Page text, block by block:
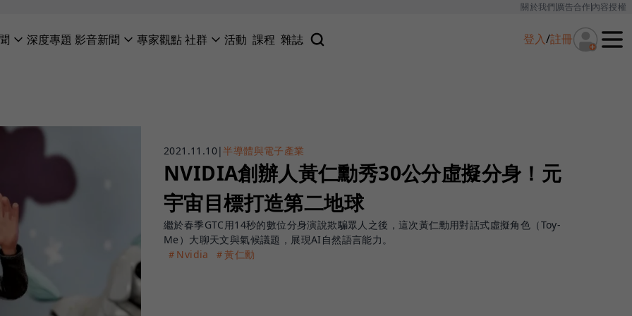
關於我們廣告合作內容授權
深度專題 影音新聞 專家觀點社群 活動 課程 雜誌 登入/註冊
2021.11.10|半導體與電子產業
NVIDIA創辦人黃仁勳秀30公分虛擬分身！元
宇宙目標打造第二地球
繼於春季GTC用14秒的數位分身演說欺騙眾人之後，這次黃仁勳用對話式虛擬角色（Toy-
Me）大聊天文與氣候議題，展現AI自然語言能力。
＃Nvidia
＃黃仁勳